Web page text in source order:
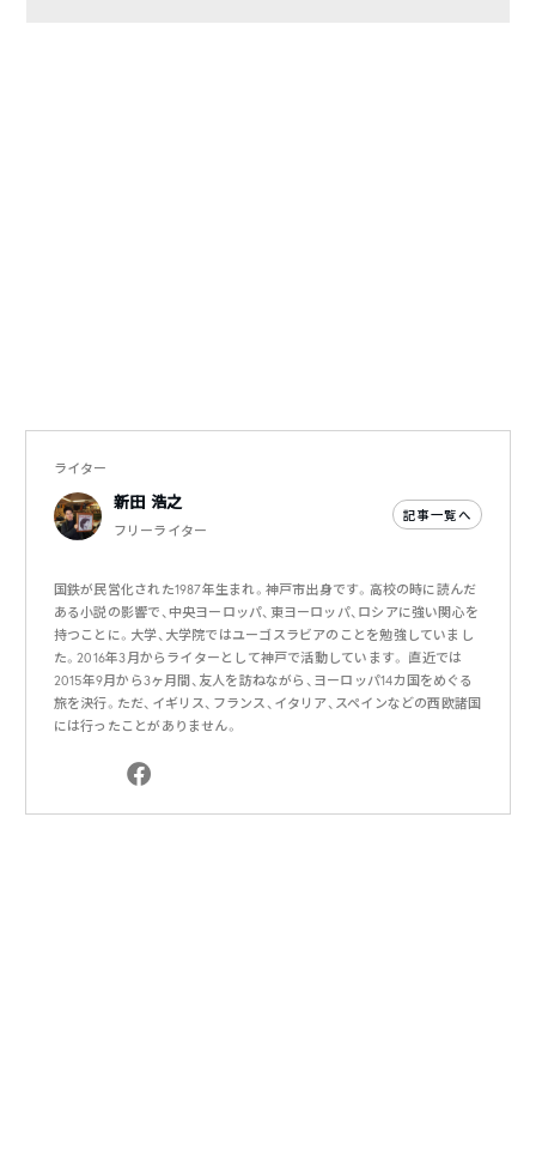
ライター
新田 浩之
フリーライター
記事一覧へ
国鉄が民営化された1987年生まれ。神戸市出身です。高校の時に読んだ
ある小説の影響で、中央ヨーロッパ、東ヨーロッパ、ロシアに強い関心を
持つことに。大学、大学院ではユーゴスラビアのことを勉強していまし
た。2016年3月からライターとして神戸で活動しています。 直近では
2015年9月から3ヶ月間、友人を訪ねながら、ヨーロッパ14カ国をめぐる
旅を決行。ただ、イギリス、フランス、イタリア、スペインなどの西欧諸国
には行ったことがありません。